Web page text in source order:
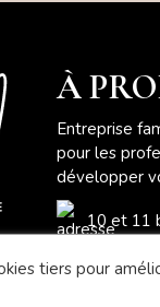
À
Entreprise
pour les
développer
10 et 11
04 78 41
tiers pour